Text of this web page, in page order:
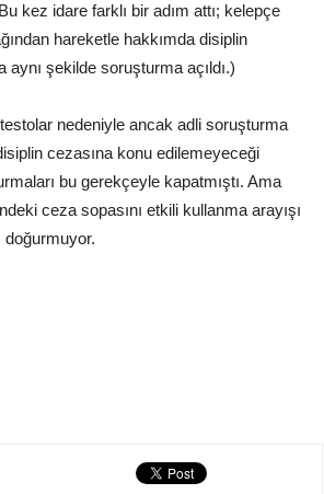
kez idare farklı bir adım attı; kelepçe
hareketle hakkımda disiplin
şekilde soruşturma açıldı.)
nedeniyle ancak adli soruşturma
cezasına konu edilemeyeceği
bu gerekçeyle kapatmıştı. Ama
ceza sopasını etkili kullanma arayışı